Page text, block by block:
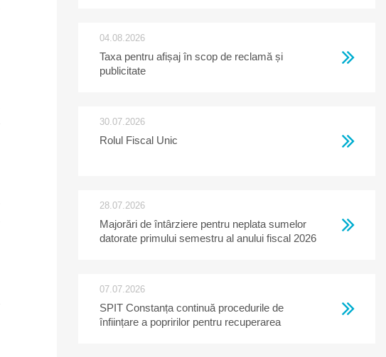
04.08.2026
Taxa pentru afișaj în scop de reclamă și
publicitate
30.07.2026
Rolul Fiscal Unic
28.07.2026
Majorări de întârziere pentru neplata sumelor
datorate primului semestru al anului fiscal 2026
07.07.2026
SPIT Constanța continuă procedurile de
înființare a popririlor pentru recuperarea